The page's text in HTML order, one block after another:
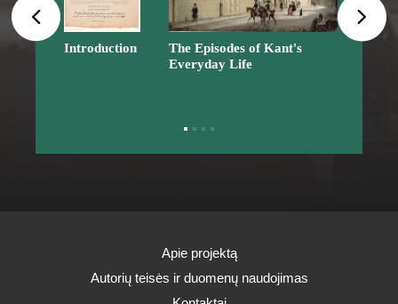
Introduction
The Episodes of Kant's
Everyday Life
Apie projektą
Autorių teisės ir duomenų naudojimas